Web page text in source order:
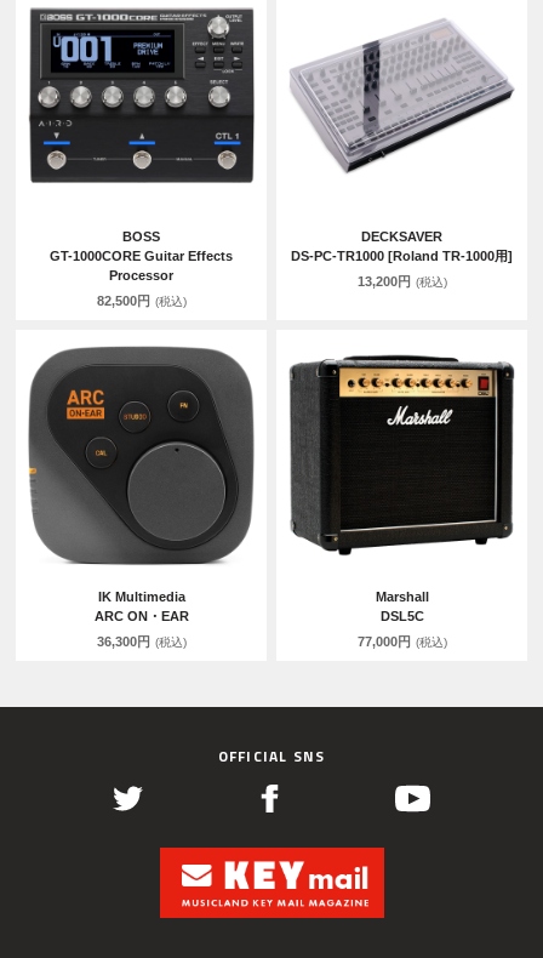
BOSS
GT-1000CORE Guitar Effects
Processor
82,500円 (税込)
DECKSAVER
DS-PC-TR1000 [Roland TR-1000用]
13,200円 (税込)
IK Multimedia
ARC ON・EAR
36,300円 (税込)
Marshall
DSL5C
77,000円 (税込)
OFFICIAL SNS